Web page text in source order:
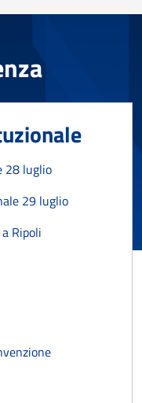
28 luglio
29 luglio
Ripoli